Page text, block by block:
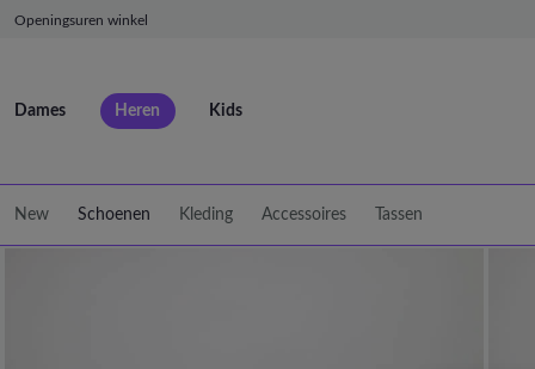
Openingsuren winkel
Dames Heren Kids
New Schoenen Kleding Accessoires Tassen